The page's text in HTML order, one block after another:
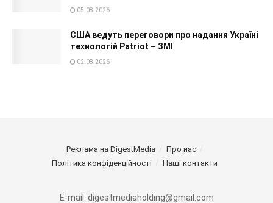
05.08.2026
США ведуть переговори про надання Україні
технологій Patriot – ЗМІ
02.08.2026
Реклама на DigestMedia
Про нас
Політика конфіденційності
Наші контакти
E-mail: digestmediaholding@gmail.com